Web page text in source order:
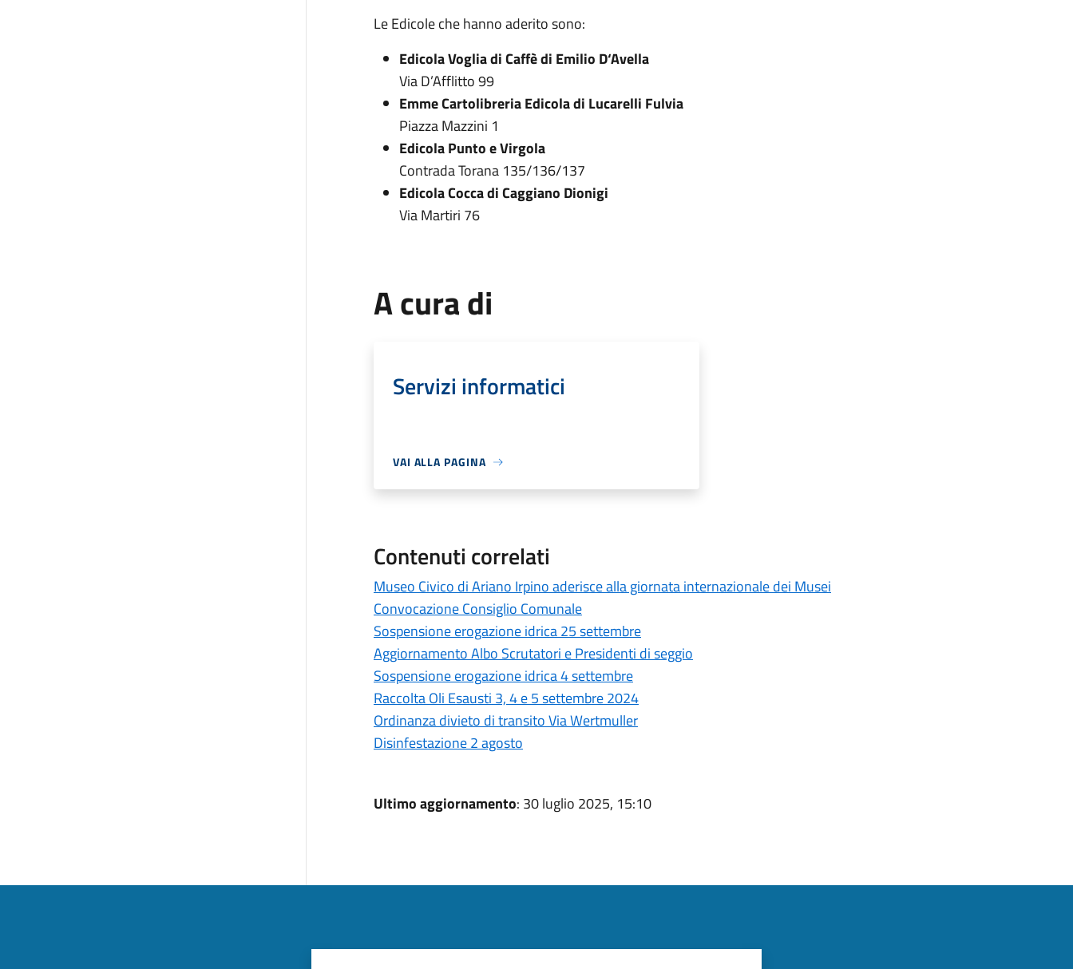
Le Edicole che hanno aderito sono:
Edicola Voglia di Caffè di Emilio D‘Avella
Via D’Afflitto 99
Emme Cartolibreria Edicola di Lucarelli Fulvia
Piazza Mazzini 1
Edicola Punto e Virgola
Contrada Torana 135/136/137
Edicola Cocca di Caggiano Dionigi
Via Martiri 76
A cura di
Servizi informatici
VAI ALLA PAGINA
Contenuti correlati
Museo Civico di Ariano Irpino aderisce alla giornata internazionale dei Musei
Convocazione Consiglio Comunale
Sospensione erogazione idrica 25 settembre
Aggiornamento Albo Scrutatori e Presidenti di seggio
Sospensione erogazione idrica 4 settembre
Raccolta Oli Esausti 3, 4 e 5 settembre 2024
Ordinanza divieto di transito Via Wertmuller
Disinfestazione 2 agosto
Ultimo aggiornamento: 30 luglio 2025, 15:10